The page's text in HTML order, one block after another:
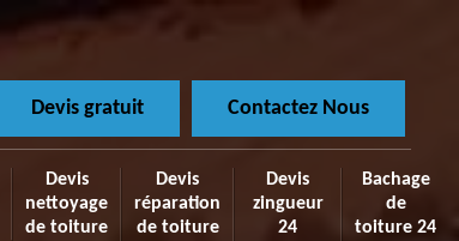
Devis gratuit Contactez Nous
Devis
nettoyage
de toiture
Devis
réparation
de toiture
Devis
zingueur
24
Bachage
de
toiture 24